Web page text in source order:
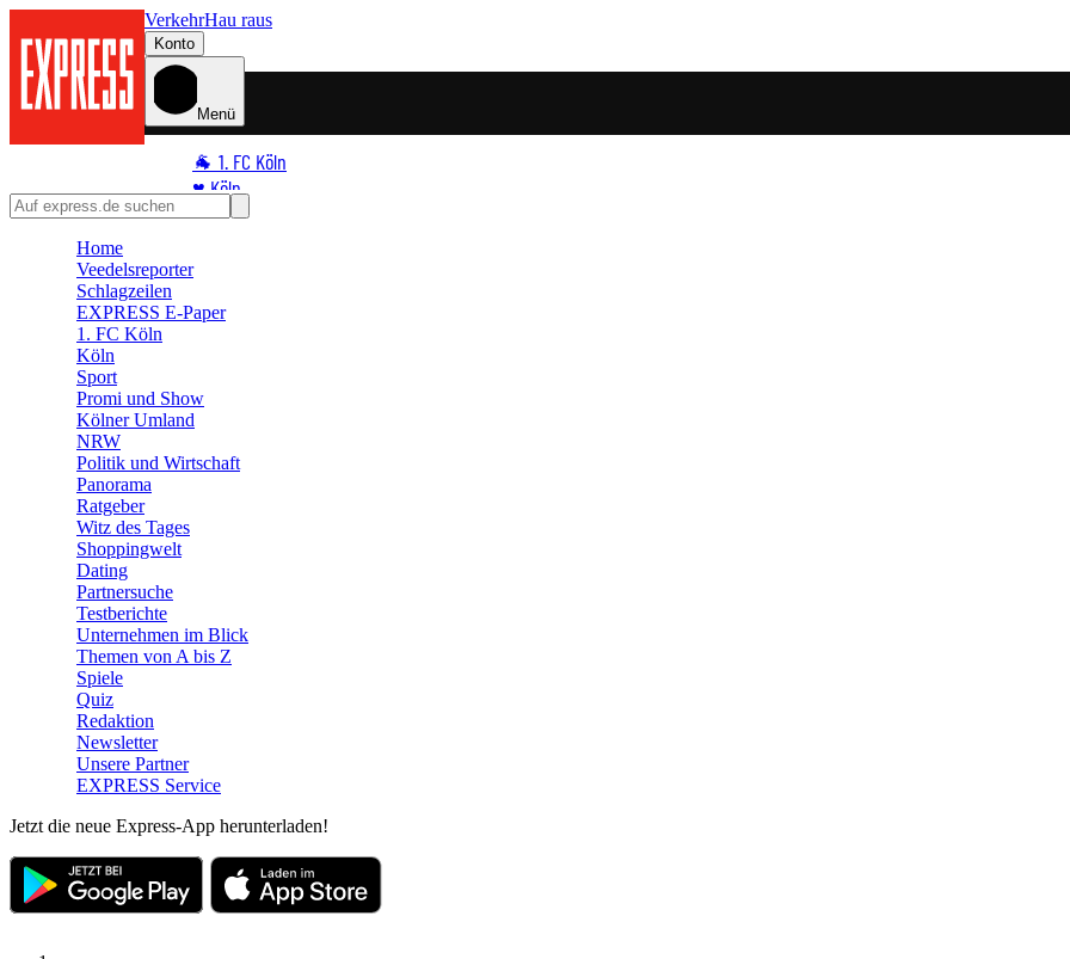
VerkehrHau raus
Konto
Menü
🐐 1. FC Köln
♥️ Köln
⭐ Promi
🛒 Shoppingwelt
🧩 Spiele
Home
Veedelsreporter
Schlagzeilen
EXPRESS E-Paper
1. FC Köln
Köln
Sport
Promi und Show
Kölner Umland
NRW
Politik und Wirtschaft
Panorama
Ratgeber
Witz des Tages
Shoppingwelt
Dating
Partnersuche
Testberichte
Unternehmen im Blick
Themen von A bis Z
Spiele
Quiz
Redaktion
Newsletter
Unsere Partner
EXPRESS Service
Jetzt die neue Express-App herunterladen!